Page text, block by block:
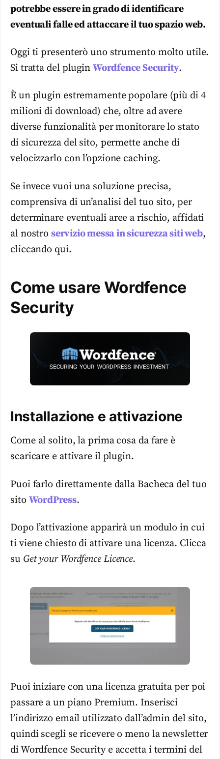
potrebbe essere in grado di identificare
eventuali falle ed attaccare il tuo spazio web.
Oggi ti presenterò uno strumento molto utile.
Si tratta del plugin Wordfence Security.
È un plugin estremamente popolare (più di 4
milioni di download) che, oltre ad avere
diverse funzionalità per monitorare lo stato
di sicurezza del sito, permette anche di
velocizzarlo con l’opzione caching.
Se invece vuoi una soluzione precisa,
comprensiva di un’analisi del tuo sito, per
determinare eventuali aree a rischio, affidati
al nostroservizio messa in sicurezza siti web,
cliccando qui.
Come usare Wordfence
Security
Installazione e attivazione
Come al solito, la prima cosa da fare è
scaricare e attivare il plugin.
Puoi farlo direttamente dalla Bacheca del tuo
sito WordPress.
Dopo l’attivazione apparirà un modulo in cui
ti viene chiesto di attivare una licenza. Clicca
su Get your Wordfence Licence.
Puoi iniziare con una licenza gratuita per poi
passare a un piano Premium. Inserisci
l’indirizzo email utilizzato dall’admin del sito,
quindi scegli se ricevere o meno la newsletter
di Wordfence Security e accetta i termini del